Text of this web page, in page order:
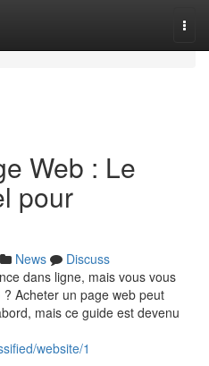
Web : Le
pour
News
Discuss
dans ligne, mais vous vous
Acheter un page web peut
mais ce guide est devenu
website/1